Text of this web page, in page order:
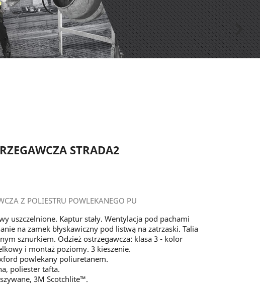

STRADA2
Z POLIESTRU POWLEKANEGO PU
uszczelnione. Kaptur stały. Wentylacja pod pachami
na zamek błyskawiczny pod listwą na zatrzaski. Talia
sznurkiem. Odzież ostrzegawcza: klasa 3 - kolor
i montaż poziomy. 3 kieszenie.
powlekany poliuretanem.
poliester tafta.
3M Scotchlite™.